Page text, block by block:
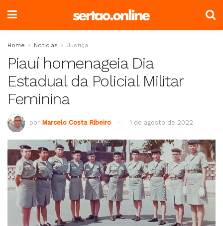
Home Notícias Justiça
Piauí homenageia Dia
Estadual da Policial Militar
Feminina
por Marcelo Costa Ribeiro 1 de agosto de 2022